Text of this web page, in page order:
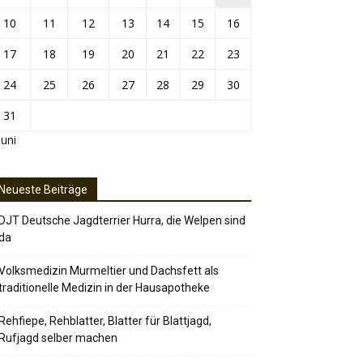
10 11 12 13 14 15
16
17
18 19 20 21 22
23
24
25 26 27 28 29
30
31
Beiträge
Deutsche Jagdterrier Hurra, die Welpen sind
Murmeltier und Dachsfett als
Medizin in der Hausapotheke
Rehblatter, Blatter für Blattjagd,
selber machen